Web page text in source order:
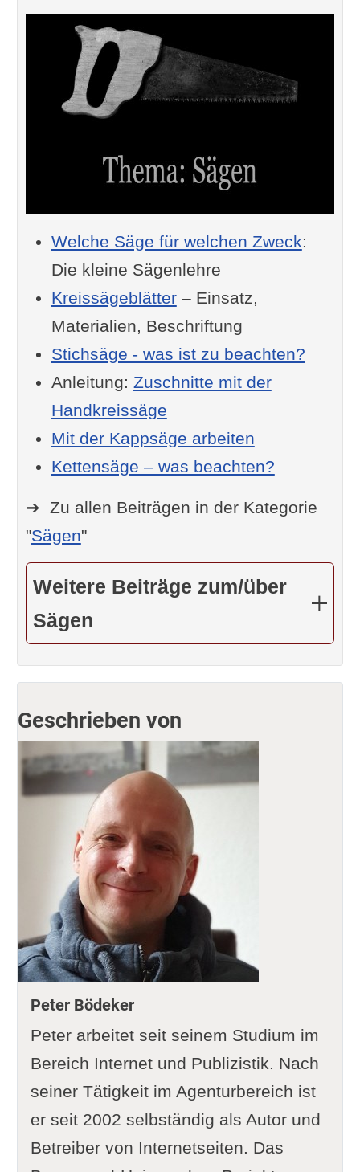
Welche Säge für welchen Zweck:
Die kleine Sägenlehre
Kreissägeblätter– Einsatz,
Materialien, Beschriftung
Stichsäge - was ist zu beachten?
Anleitung: Zuschnitte mit der
Handkreissäge
Mit der Kappsäge arbeiten
Kettensäge – was beachten?
➔ Zu allen Beiträgen in der Kategorie
"Sägen"
Weitere Beiträge zum/über
Sägen
Geschrieben von
Peter Bödeker
Peter arbeitet seit seinem Studium im
Bereich Internet und Publizistik. Nach
seiner Tätigkeit im Agenturbereich ist
er seit 2002 selbständig als Autor und
Betreiber von Internetseiten. Das